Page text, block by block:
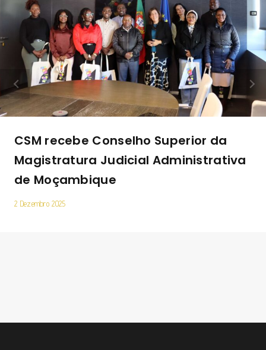
CSM recebe Conselho Superior da
Magistratura Judicial Administrativa
de Moçambique
2 Dezembro 2025